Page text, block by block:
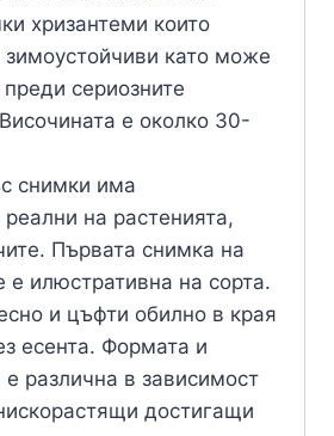
хризантеми които
като може
сериозните
е околко 30-
снимки има
на растенията,
Първата снимка на
е илюстративна на сорта.
и цъфти обилно в края
есента. Формата и
различна в зависимост
достигащи